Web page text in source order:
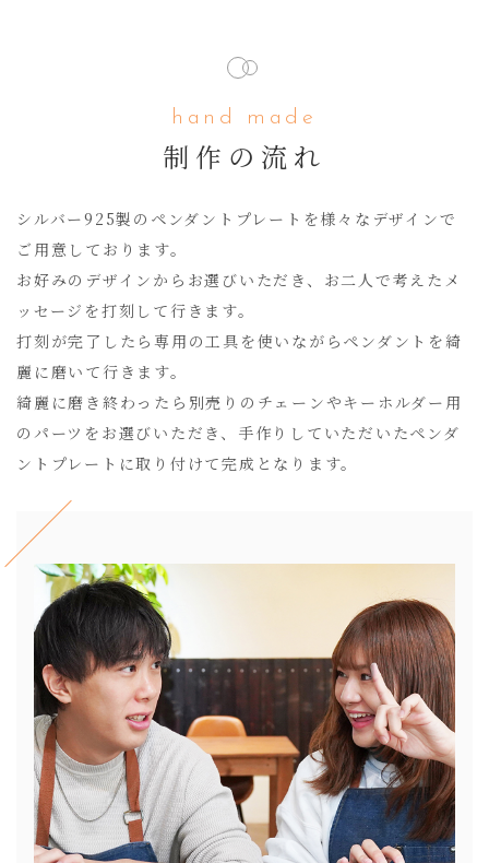
hand made
制作の流れ
シルバー925製のペンダントプレートを様々なデザインで
ご用意しております。
お好みのデザインからお選びいただき、お二人で考えたメ
ッセージを打刻して行きます。
打刻が完了したら専用の工具を使いながらペンダントを綺
麗に磨いて行きます。
綺麗に磨き終わったら別売りのチェーンやキーホルダー用
のパーツをお選びいただき、手作りしていただいたペンダ
ントプレートに取り付けて完成となります。